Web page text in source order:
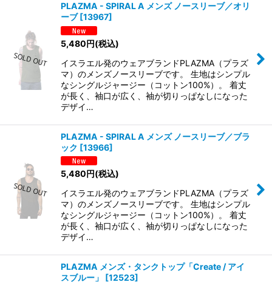
並び順:
絞り込む
PLAZMA - SPIRAL A メンズ ノースリーブ／オリ
ーブ [13967]
5,480円(税込)
イスラエル発のウェアブランドPLAZMA（プラズ
マ）のメンズノースリーブです。 生地はシンプル
なシングルジャージー（コットン100%）。 着丈
が長く、袖口が広く、袖が切りっぱなしになった
デザイ…
PLAZMA - SPIRAL A メンズ ノースリーブ／ブラ
ック [13966]
5,480円(税込)
イスラエル発のウェアブランドPLAZMA（プラズ
マ）のメンズノースリーブです。 生地はシンプル
なシングルジャージー（コットン100%）。 着丈
が長く、袖口が広く、袖が切りっぱなしになった
デザイ…
PLAZMA メンズ・タンクトップ「Create / アイ
スブルー」
[12523]